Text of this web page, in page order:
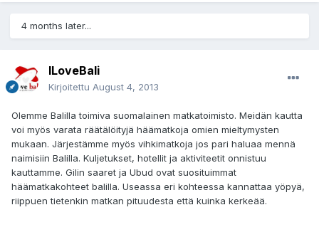
4 months later...
ILoveBali
Kirjoitettu August 4, 2013
Olemme Balilla toimiva suomalainen matkatoimisto. Meidän kautta
voi myös varata räätälöityjä häämatkoja omien mieltymysten
mukaan. Järjestämme myös vihkimatkoja jos pari haluaa mennä
naimisiin Balilla. Kuljetukset, hotellit ja aktiviteetit onnistuu
kauttamme. Gilin saaret ja Ubud ovat suosituimmat
häämatkakohteet balilla. Useassa eri kohteessa kannattaa yöpyä,
riippuen tietenkin matkan pituudesta että kuinka kerkeää.